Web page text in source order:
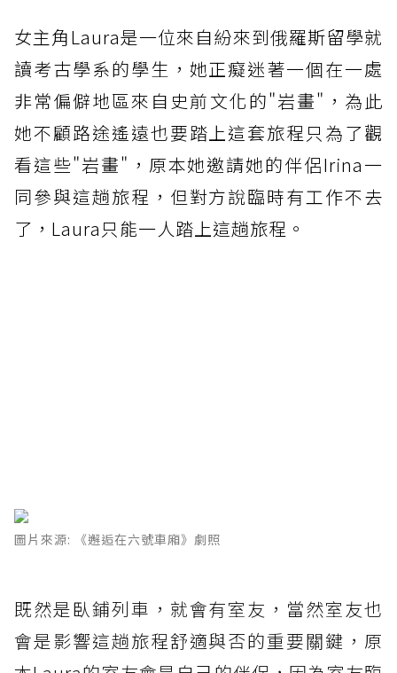
女主角Laura是一位來自紛來到俄羅斯留學就
讀考古學系的學生，她正癡迷著一個在一處
非常偏僻地區來自史前文化的"岩畫"，為此
她不顧路途遙遠也要踏上這套旅程只為了觀
看這些"岩畫"，原本她邀請她的伴侶Irina一
同參與這趟旅程，但對方說臨時有工作不去
了，Laura只能一人踏上這趟旅程。
圖片來源: 《邂逅在六號車廂》劇照
既然是臥鋪列車，就會有室友，當然室友也
會是影響這趟旅程舒適與否的重要關鍵，原